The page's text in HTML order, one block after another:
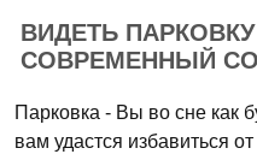
ВИДЕТЬ
СОВРЕМЕННЫЙ
Парковка - Вы во сне как
вам удастся избавиться